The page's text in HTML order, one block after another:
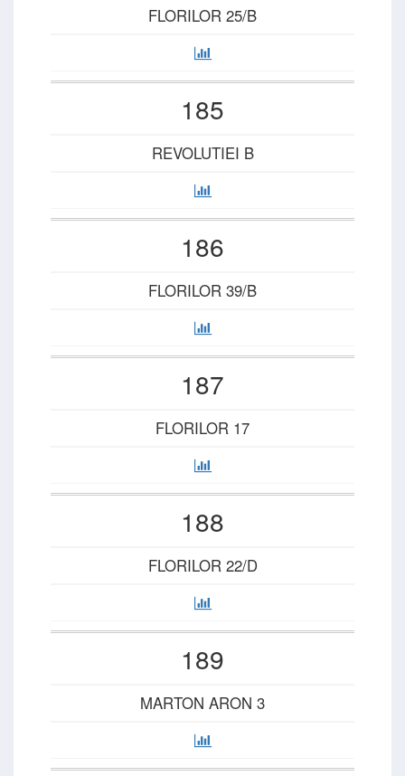
FLORILOR 25/B
185
REVOLUTIEI B
186
FLORILOR 39/B
187
FLORILOR 17
188
FLORILOR 22/D
189
MARTON ARON 3